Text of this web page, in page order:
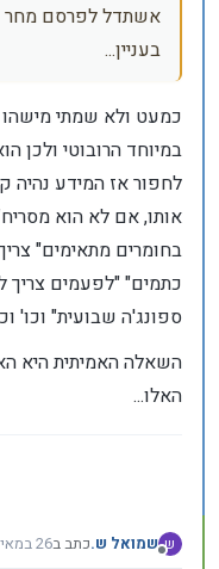
אשתדל לפרסם מחר
בעניין...
כמעט ולא שמתי
במיוחד הרובוטי ולכן
לחפור אז המידע נהיה
אותו, אם לא הוא
בחומרים מתאימים"
כתמים" "לפעמים צריך
ספונג'ה שבועית" וכו'
השאלה האמיתית היא
האלו...
ש
מנותק
שמואל ש.כתב ב26 במאי 2026, 8:06
נערך לאחרונה